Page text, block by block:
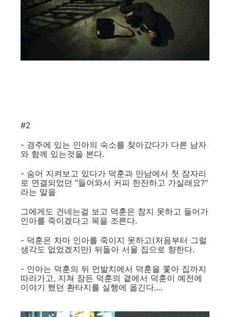
#2
- 경주에 있는 인아의 숙소를 찾아갔다가 다른 남자
와 함께 있는것을 본다.
- 숨어 지켜보고 있다가 덕훈과 만남에서 첫 잠자리
로 연결되었던 "들어와서 커피 한잔하고 가실래요?"
라는 말을
그에게도 건네는걸 보고 덕훈은 참지 못하고 들어가
인아를 죽이겠다고 목을 조른다.
- 덕훈은 차마 인아를 죽이지 못하고(처음부터 그럴
생각도 없었겠지만) 뒤돌아 서울 집으로 향한다.
- 인아는 덕훈의 뒤 먼발치에서 덕훈을 쫓아 집까지
따라가고, 지쳐 잠든 덕훈의 곁에서 덕훈이 예전에
이야기 했던 환타지를 실행에 옮긴다....